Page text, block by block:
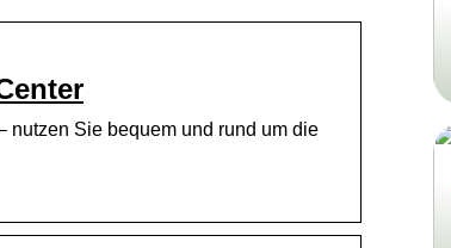
nutzen Sie bequem und rund um die